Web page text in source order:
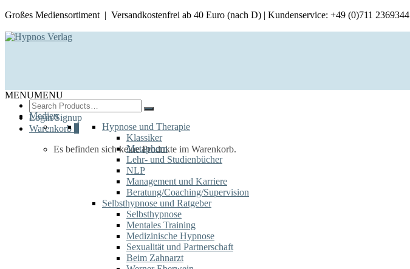
Großes Mediensortiment | Versandkostenfrei ab 40 Euro (nach D) | Kundenservice: +49 (0)711 2369344
Search
for:
Login/Signup
Warenkorb
Es befinden sich keine Produkte im Warenkorb.
MENUMENU
Medien
Hypnose und Therapie
Klassiker
Metaphern
Lehr- und Studienbücher
NLP
Management und Karriere
Beratung/Coaching/Supervision
Selbsthypnose und Ratgeber
Selbsthypnose
Mentales Training
Medizinische Hypnose
Sexualität und Partnerschaft
Beim Zahnarzt